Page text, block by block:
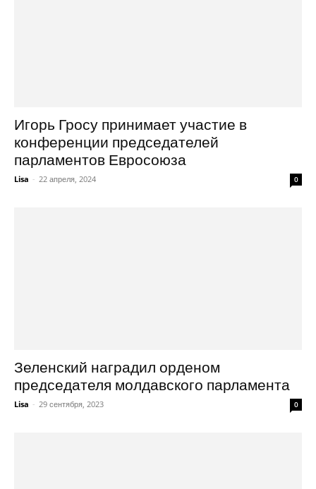
Игорь Гросу принимает участие в
конференции председателей
парламентов Евросоюза
Lisa - 22 апреля, 2024 0
Зеленский наградил орденом
председателя молдавского парламента
Lisa - 29 сентября, 2023 0